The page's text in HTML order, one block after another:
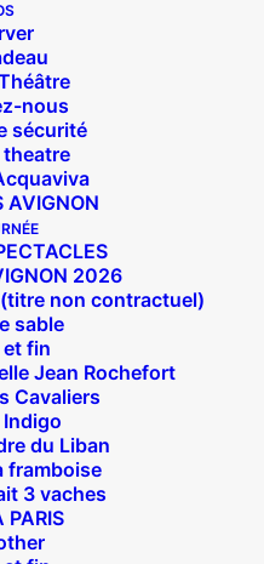
nous
sécurité
AVIGNON
2026
non contractuel)
sable
et fin
Jean Rochefort
Cavaliers
Indigo
du Liban
framboise
3 vaches
PARIS